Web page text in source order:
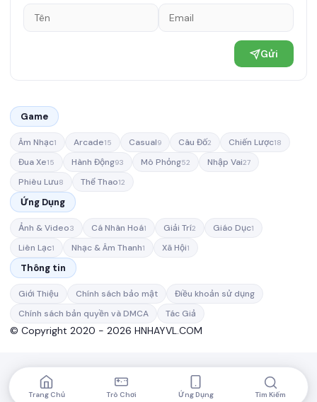
Gửi
Trang Chủ Trò Chơi Ứng Dụng Tìm Kiếm
Game
Âm Nhạc1 Arcade15 Casual9 Câu Đố2 Chiến Lược18
Đua Xe15 Hành Động93 Mô Phỏng52 Nhập Vai27
Phiêu Lưu8 Thể Thao12
Ứng Dụng
Ảnh & Video3 Cá Nhân Hoá1 Giải Trí2 Giáo Dục1
Liên Lạc1 Nhạc & Âm Thanh1 Xã Hội1
Thông tin
Giới Thiệu Chính sách bảo mật
Điều khoản sử dụng
Chính sách bản quyền và DMCA
Tác Giả
© Copyright 2020 - 2026 HNHAYVL.COM